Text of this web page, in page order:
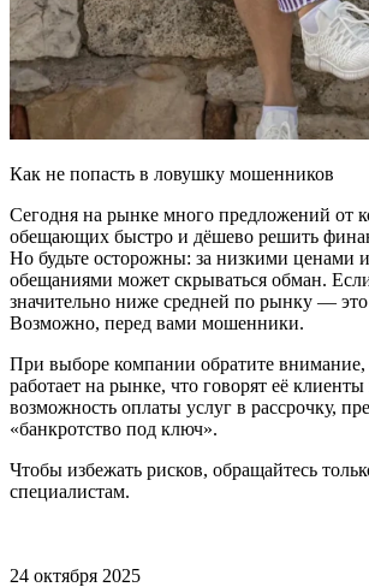
Как не попасть в ловушку мошенников
Сегодня на рынке много предложений от
обещающих быстро и дёшево решить
Но будьте осторожны: за низкими ценами
обещаниями может скрываться обман.
значительно ниже средней по рынку — это
Возможно, перед вами мошенники.
При выборе компании обратите внимание,
работает на рынке, что говорят её клиенты
возможность оплаты услуг в рассрочку,
«банкротство под ключ».
Чтобы избежать рисков, обращайтесь
специалистам.
24 октября 2025